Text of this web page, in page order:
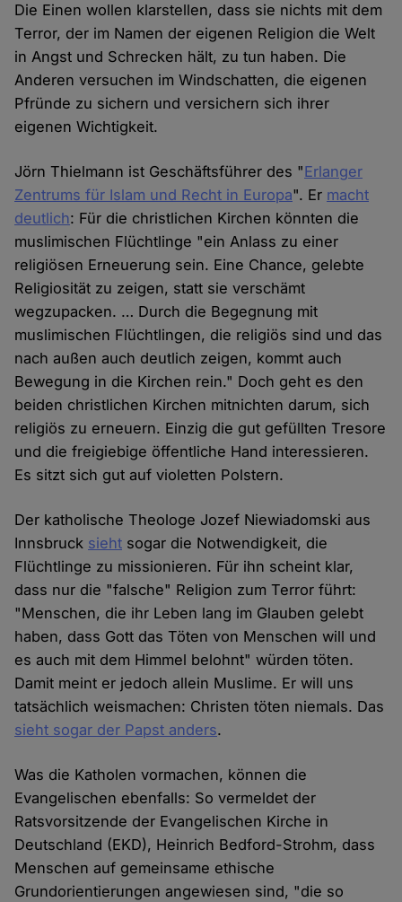
Die Einen wollen klarstellen, dass sie nichts mit dem
Terror, der im Namen der eigenen Religion die Welt
in Angst und Schrecken hält, zu tun haben. Die
Anderen versuchen im Windschatten, die eigenen
Pfründe zu sichern und versichern sich ihrer
eigenen Wichtigkeit.
Jörn Thielmann ist Geschäftsführer des "Erlanger
Zentrums für Islam und Recht in Europa". Er macht
deutlich: Für die christlichen Kirchen könnten die
muslimischen Flüchtlinge "ein Anlass zu einer
religiösen Erneuerung sein. Eine Chance, gelebte
Religiosität zu zeigen, statt sie verschämt
wegzupacken. … Durch die Begegnung mit
muslimischen Flüchtlingen, die religiös sind und das
nach außen auch deutlich zeigen, kommt auch
Bewegung in die Kirchen rein." Doch geht es den
beiden christlichen Kirchen mitnichten darum, sich
religiös zu erneuern. Einzig die gut gefüllten Tresore
und die freigiebige öffentliche Hand interessieren.
Es sitzt sich gut auf violetten Polstern.
Der katholische Theologe Jozef Niewiadomski aus
Innsbruck sieht sogar die Notwendigkeit, die
Flüchtlinge zu missionieren. Für ihn scheint klar,
dass nur die "falsche" Religion zum Terror führt:
"Menschen, die ihr Leben lang im Glauben gelebt
haben, dass Gott das Töten von Menschen will und
es auch mit dem Himmel belohnt" würden töten.
Damit meint er jedoch allein Muslime. Er will uns
tatsächlich weismachen: Christen töten niemals. Das
sieht sogar der Papst anders.
Was die Katholen vormachen, können die
Evangelischen ebenfalls: So vermeldet der
Ratsvorsitzende der Evangelischen Kirche in
Deutschland (EKD), Heinrich Bedford-Strohm, dass
Menschen auf gemeinsame ethische
Grundorientierungen angewiesen sind, "die so